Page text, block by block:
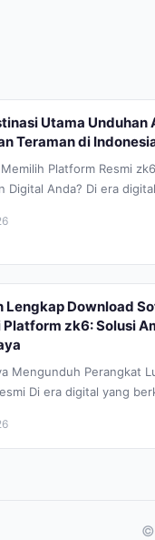
Utama Unduhan
Teraman di
Platform Resmi
Digital Anda? Di era
Lengkap Download
Platform zk6: Solusi
Mengunduh Perangkat
Di era digital yang
©